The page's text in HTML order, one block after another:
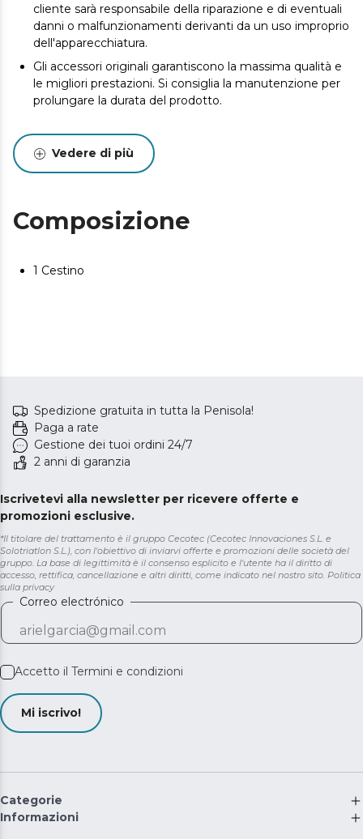
cliente sarà responsabile della riparazione e di eventuali
danni o malfunzionamenti derivanti da un uso improprio
dell'apparecchiatura.
Gli accessori originali garantiscono la massima qualità e
le migliori prestazioni. Si consiglia la manutenzione per
prolungare la durata del prodotto.
Vedere di più
Composizione
1 Cestino
Spedizione gratuita in tutta la Penisola!
Paga a rate
Gestione dei tuoi ordini 24/7
2 anni di garanzia
Iscrivetevi alla newsletter per ricevere offerte e
promozioni esclusive.
*Il titolare del trattamento è il gruppo Cecotec (Cecotec Innovaciones S.L. e
Solotriatlon S.L.), con l'obiettivo di inviarvi offerte e promozioni delle società del
gruppo. La base di legittimità è il consenso esplicito e l'utente ha il diritto di
accesso, rettifica, cancellazione e altri diritti, come indicato nel nostro sito. Politica
sulla privacy
Correo electrónico
Accetto il Termini e condizioni
Mi iscrivo!
Categorie
Informazioni